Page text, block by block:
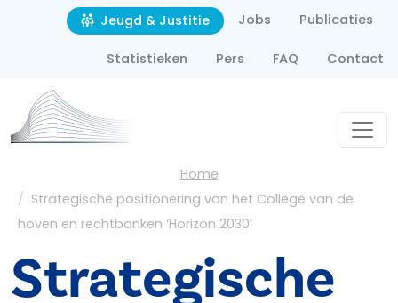
Overslaan en naar de inhoud gaan
Second navigation
Jeugd & Justitie Jobs Publicaties
Statistieken Pers FAQ Contact
Kruimelpad
Home
Strategische positionering van het College van de
hoven en rechtbanken ‘Horizon 2030’
Strategische